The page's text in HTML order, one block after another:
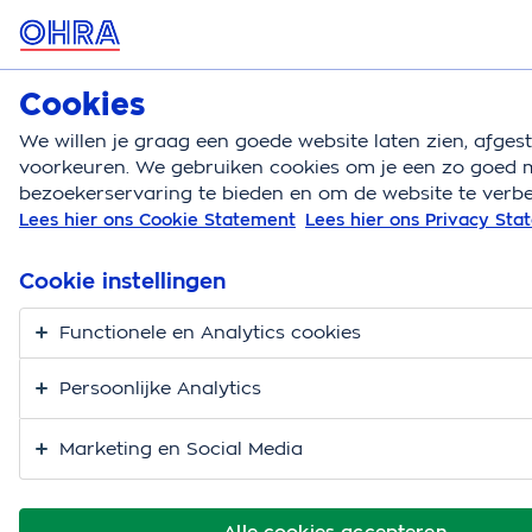
MENU
Autoverzekering
Autoverzekering Autoschade voorkomen Auto
Auto uitdeuken
Cookies
We willen je graag een goede website laten zien,
voorkeuren. We gebruiken cookies om je een zo goed
bezoekerservaring te bieden en om de website te
Lees hier ons Cookie Statement Lees hier ons Privacy
Cookie instellingen
Functionele en Analytics cookies
Persoonlijke Analytics
Marketing en Social Media